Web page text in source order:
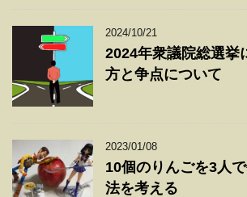
2024/10/21
2024年衆議院総選挙
方と争点について
2023/01/08
10個のりんごを3人
法を考える